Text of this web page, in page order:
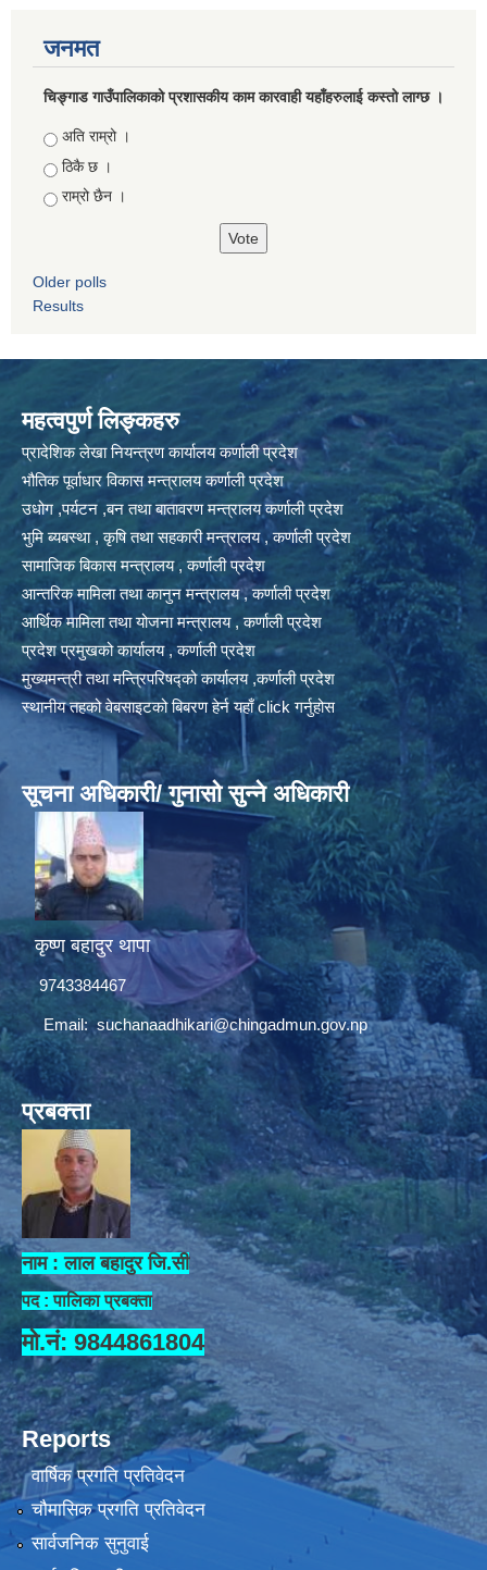
जनमत
चिङ्गाड गाउँपालिकाको प्रशासकीय काम कारवाही यहाँहरुलाई कस्तो लाग्छ ।
Choices
अति राम्रो ।
ठिकै छ ।
राम्रो छैन ।
Older polls
Results
महत्वपुर्ण लिङ्कहरु
प्रादेशिक लेखा नियन्त्रण कार्यालय कर्णाली प्रदेश
भौतिक पूर्वाधार विकास मन्त्रालय कर्णाली प्रदेश
उधोग ,पर्यटन ,बन तथा बातावरण मन्त्रालय कर्णाली प्रदेश
भुमि ब्यबस्था , कृषि तथा सहकारी मन्त्रालय , कर्णाली प्रदेश
सामाजिक बिकास मन्त्रालय , कर्णाली प्रदेश
आन्तरिक मामिला तथा कानुन मन्त्रालय , कर्णाली प्रदेश
आर्थिक मामिला तथा योजना मन्त्रालय , कर्णाली प्रदेश
प्रदेश प्रमुखको कार्यालय , कर्णाली प्रदेश
मुख्यमन्त्री तथा मन्त्रिपरिषद्को कार्यालय ,कर्णाली प्रदेश
स्थानीय तहको वेबसाइटको बिबरण हेर्न यहाँ click गर्नुहोस
सूचना अधिकारी/ गुनासो सुन्ने अधिकारी
कृष्ण बहादुर थापा
9743384467
Email:suchanaadhikari@chingadmun.gov.np
प्रबक्त्ता
नाम : लाल बहादुर जि.सी
पद : पालिका प्रबक्ता
मो.नं: 9844861804
Reports
वार्षिक प्रगति प्रतिवेदन
चौमासिक प्रगति प्रतिवेदन
सार्वजनिक सुनुवाई